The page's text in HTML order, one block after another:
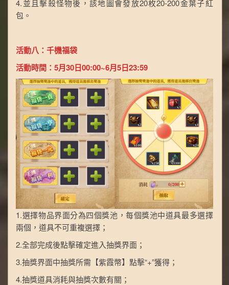
4.並且擊殺怪物後，該地圖會發放20枚20-200金葉子紅
包。
活動八：千機福袋
活動時間：5月30日00:00~6月5日23:59
1.選擇物品界面分為四個獎池，每個獎池中道具最多選擇
兩個，道具不可重複選擇；
2.全部完成後點擊確定進入抽獎界面；
3.抽獎界面中抽獎所需【紫霞幣】點擊“+”獲得；
4.抽獎道具消耗與抽獎次數有關；